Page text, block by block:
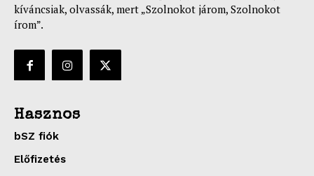
kíváncsiak, olvassák, mert „Szolnokot járom, Szolnokot
írom”.
Hasznos
bSZ fiók
Előfizetés